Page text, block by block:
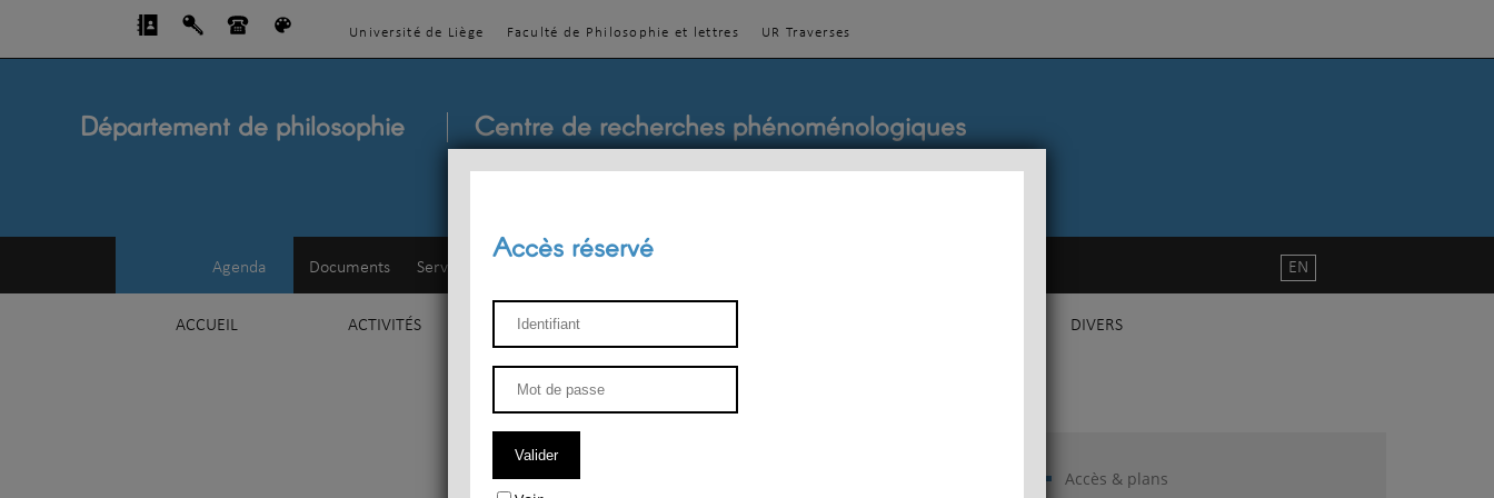
Université de Liège Faculté de Philosophie et lettres UR Traverses
Département de philosophie Centre de recherches phénoménologiques
Agenda Documents Service d'esthétique
ACCUEIL ACTIVITÉS ENSEIGNEMENT DIVERS
EN
Accès & plans
Accès réservé